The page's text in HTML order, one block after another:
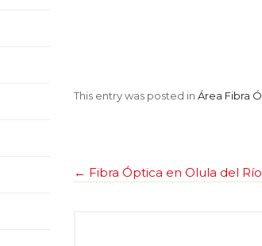
This entry was posted in Área Fibra
← Fibra Óptica en Olula del